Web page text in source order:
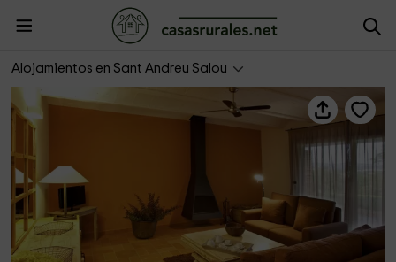
Alojamientos en Sant Andreu Salou
Mas Llorens de Mas Garriga